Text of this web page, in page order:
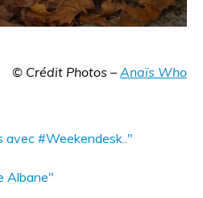
© Crédit Photos –Anaïs Who
avec #Weekendesk.."
Albane"